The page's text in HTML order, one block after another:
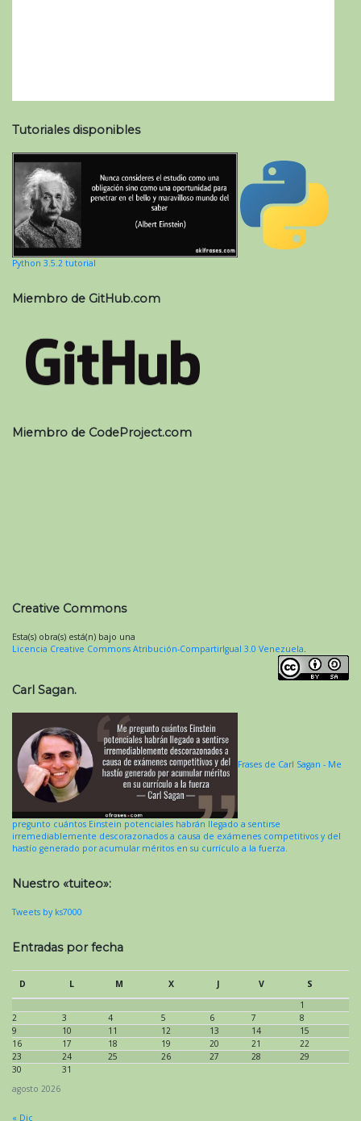
Tutoriales disponibles
Python 3.5.2 tutorial
Miembro de GitHub.com
Miembro de CodeProject.com
Creative Commons
Esta(s) obra(s) está(n) bajo una
Licencia Creative Commons Atribución-CompartirIgual 3.0 Venezuela
Carl Sagan.
Frases de Carl Sagan - Me
pregunto cuántos Einstein potenciales habrán llegado a sentirse
irremediablemente descorazonados a causa de exámenes competitivos y del
hastío generado por acumular méritos en su currículo a la fuerza.
Nuestro «tuiteo»:
Tweets by ks7000
Entradas por fecha
agosto 2026
D L M X J V
S
1
2
3 4 5 6 7
8
9
10 11 12 13 14
15
16
17 18 19 20 21
22
23
24 25 26 27 28
29
30
31
« Dic